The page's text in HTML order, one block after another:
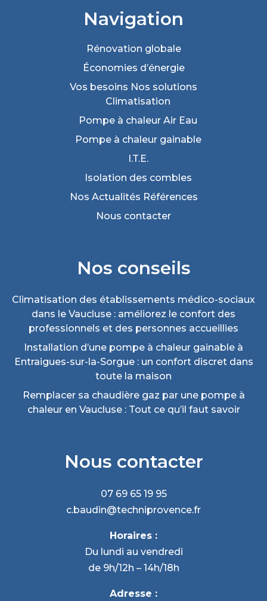
Navigation
Rénovation globale
Économies d’énergie
Vos besoins Nos solutions
Climatisation
Pompe à chaleur Air Eau
Pompe à chaleur gainable
I.T.E.
Isolation des combles
Nos Actualités Références
Nous contacter
Nos conseils
Climatisation des établissements médico-sociaux
dans le Vaucluse : améliorez le confort des
professionnels et des personnes accueillies
Installation d’une pompe à chaleur gainable à
Entraigues-sur-la-Sorgue : un confort discret dans
toute la maison
Remplacer sa chaudière gaz par une pompe à
chaleur en Vaucluse : Tout ce qu’il faut savoir
Nous contacter
07 69 65 19 95
c.baudin@techniprovence.fr
Horaires :
Du lundi au vendredi
de 9h/12h – 14h/18h
Adresse :